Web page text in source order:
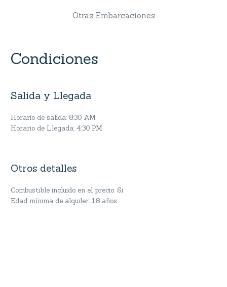
Otras Embarcaciones
Condiciones
Salida y Llegada
Horario de salida: 8:30 AM
Horario de Llegada: 4:30 PM
Otros detalles
Combustible incluido en el precio: Si
Edad mínima de alquiler: 18 años